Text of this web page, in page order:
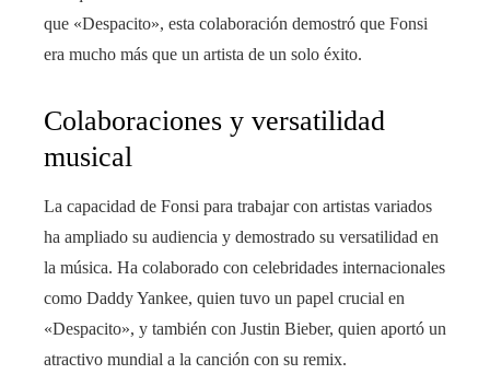
que «Despacito», esta colaboración demostró que Fonsi
era mucho más que un artista de un solo éxito.
Colaboraciones y versatilidad
musical
La capacidad de Fonsi para trabajar con artistas variados
ha ampliado su audiencia y demostrado su versatilidad en
la música. Ha colaborado con celebridades internacionales
como Daddy Yankee, quien tuvo un papel crucial en
«Despacito», y también con Justin Bieber, quien aportó un
atractivo mundial a la canción con su remix.